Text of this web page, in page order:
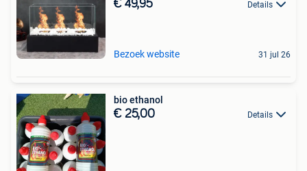
€ 49,95 Details
Bezoek website 31 jul 26
bio ethanol
€ 25,00 Details